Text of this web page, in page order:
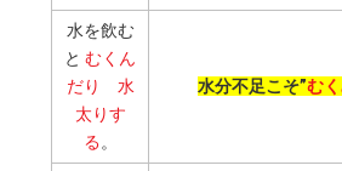
水を飲む
とむくん
だり 水
太りす
る。
水分不足こそ”む